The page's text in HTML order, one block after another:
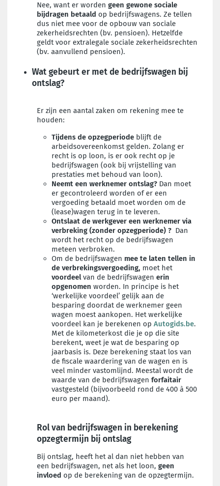
Nee, want er worden geen gewone sociale
bijdragen betaald op bedrijfswagens. Ze tellen
dus niet mee voor de opbouw van sociale
zekerheidsrechten (bv. pensioen). Hetzelfde
geldt voor extralegale sociale zekerheidsrechten
(bv. aanvullend pensioen).
Wat gebeurt er met de bedrijfswagen bij
ontslag?
Er zijn een aantal zaken om rekening mee te
houden:
Tijdens de opzegperiode blijft de
arbeidsovereenkomst gelden. Zolang er
recht is op loon, is er ook recht op je
bedrijfswagen (ook bij vrijstelling van
prestaties met behoud van loon).
Neemt een werknemer ontslag? Dan moet
er gecontroleerd worden ofer een
vergoeding betaald moet worden om de
(lease)wagen terug in te leveren.
Ontslaat de werkgever een werknemer via
verbreking (zonder opzegperiode) ? Dan
wordt het recht op de bedrijfswagen
meteen verbroken.
Om de bedrijfswagen mee te laten tellen in
de verbrekingsvergoeding, moet het
voordeelvan de bedrijfswagen erin
opgenomen worden. In principe is het
‘werkelijke voordeel’ gelijk aan de
besparing doordat de werknemer geen
wagen moest aankopen. Het werkelijke
voordeel kan je berekenen op Autogids.be.
Met de kilometerkost die je op die site
berekent, weet je wat de besparing op
jaarbasis is. Deze berekening staat los van
de fiscale waardering van de wagen en is
veel minder vastomlijnd. Meestal wordt de
waarde van de bedrijfswagen forfaitair
vastgesteld (bijvoorbeeld rond de 400 à 500
euro per maand).
Rol van bedrijfswagen in berekening
opzegtermijn bij ontslag
Bij ontslag, heeft het al dan niet hebben van
een bedrijfswagen, net als het loon, geen
invloed op de berekening van de opzegtermijn.